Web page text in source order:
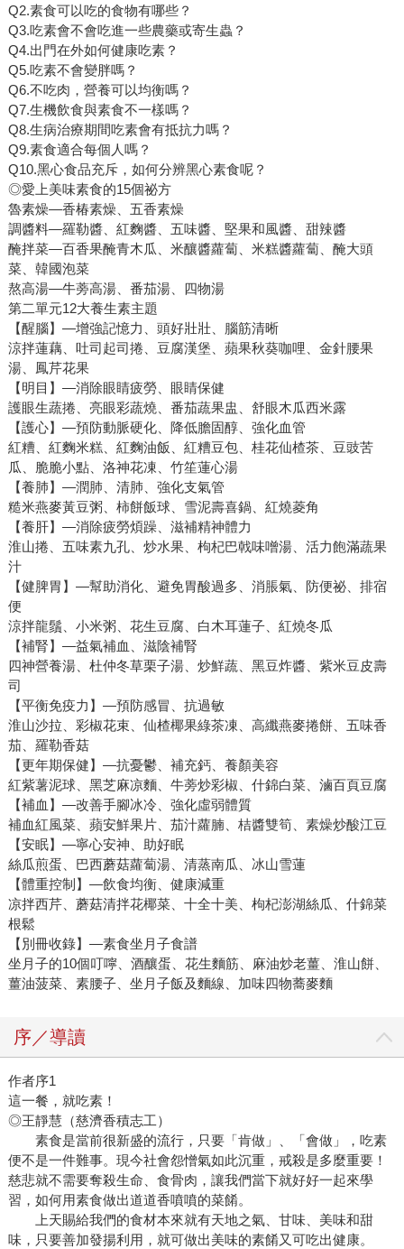
Q2.素食可以吃的食物有哪些？
Q3.吃素會不會吃進一些農藥或寄生蟲？
Q4.出門在外如何健康吃素？
Q5.吃素不會變胖嗎？
Q6.不吃肉，營養可以均衡嗎？
Q7.生機飲食與素食不一樣嗎？
Q8.生病治療期間吃素會有抵抗力嗎？
Q9.素食適合每個人嗎？
Q10.黑心食品充斥，如何分辨黑心素食呢？
◎愛上美味素食的15個祕方
魯素燥—香椿素燥、五香素燥
調醬料—羅勒醬、紅麴醬、五味醬、堅果和風醬、甜辣醬
醃拌菜—百香果醃青木瓜、米釀醬蘿蔔、米糕醬蘿蔔、醃大頭
菜、韓國泡菜
熬高湯—牛蒡高湯、番茄湯、四物湯
第二單元12大養生素主題
【醒腦】—增強記憶力、頭好壯壯、腦筋清晰
涼拌蓮藕、吐司起司捲、豆腐漢堡、蘋果秋葵咖哩、金針腰果
湯、鳳芹花果
【明目】—消除眼睛疲勞、眼睛保健
護眼生蔬捲、亮眼彩蔬燒、番茄蔬果盅、舒眼木瓜西米露
【護心】—預防動脈硬化、降低膽固醇、強化血管
紅糟、紅麴米糕、紅麴油飯、紅糟豆包、桂花仙楂茶、豆豉苦
瓜、脆脆小點、洛神花凍、竹笙蓮心湯
【養肺】—潤肺、清肺、強化支氣管
糙米燕麥黃豆粥、柿餅飯球、雪泥壽喜鍋、紅燒菱角
【養肝】—消除疲勞煩躁、滋補精神體力
淮山捲、五味素九孔、炒水果、枸杞巴戟味噌湯、活力飽滿蔬果
汁
【健脾胃】—幫助消化、避免胃酸過多、消脹氣、防便祕、排宿
便
涼拌龍鬚、小米粥、花生豆腐、白木耳蓮子、紅燒冬瓜
【補腎】—益氣補血、滋陰補腎
四神營養湯、杜仲冬草栗子湯、炒鮮蔬、黑豆炸醬、紫米豆皮壽
司
【平衡免疫力】—預防感冒、抗過敏
淮山沙拉、彩椒花束、仙楂椰果綠茶凍、高纖燕麥捲餅、五味香
茄、羅勒香菇
【更年期保健】—抗憂鬱、補充鈣、養顏美容
紅紫薯泥球、黑芝麻凉麵、牛蒡炒彩椒、什錦白菜、滷百頁豆腐
【補血】—改善手腳冰冷、強化虛弱體質
補血紅風菜、蘋安鮮果片、茄汁蘿腩、桔醬雙筍、素燥炒酸江豆
【安眠】—寧心安神、助好眠
絲瓜煎蛋、巴西蘑菇蘿蔔湯、清蒸南瓜、冰山雪蓮
【體重控制】—飲食均衡、健康減重
凉拌西芹、蘑菇清拌花椰菜、十全十美、枸杞澎湖絲瓜、什錦菜
根鬆
【別冊收錄】—素食坐月子食譜
坐月子的10個叮嚀、酒釀蛋、花生麵筋、麻油炒老薑、淮山餅、
薑油菠菜、素腰子、坐月子飯及麵線、加味四物蕎麥麵
序／導讀
作者序1
這一餐，就吃素！
◎王靜慧（慈濟香積志工）
素食是當前很新盛的流行，只要「肯做」、「會做」，吃素
便不是一件難事。現今社會怨憎氣如此沉重，戒殺是多麼重要！
慈悲就不需要奪殺生命、食骨肉，讓我們當下就好好一起來學
習，如何用素食做出道道香噴噴的菜餚。
上天賜給我們的食材本來就有天地之氣、甘味、美味和甜
味，只要善加發揚利用，就可做出美味的素餚又可吃出健康。